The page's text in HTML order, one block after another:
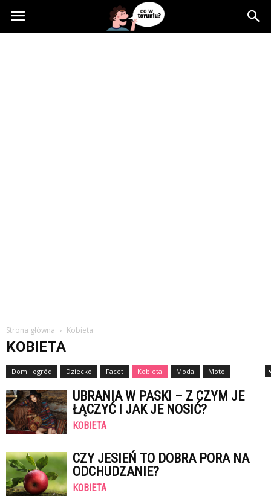
Cowtoruniu.pl
Strona główna Kobieta
KOBIETA
Dom i ogród Dziecko Facet Kobieta Moda
Moto
UBRANIA W PASKI – Z CZYM JE
ŁĄCZYĆ I JAK JE NOSIĆ?
KOBIETA
CZY JESIEŃ TO DOBRA PORA NA
ODCHUDZANIE?
KOBIETA